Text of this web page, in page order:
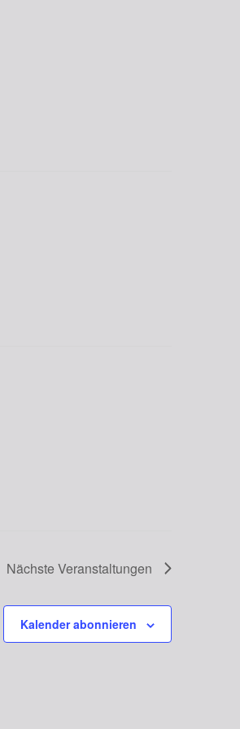
Nächste Veranstaltungen
Kalender abonnieren